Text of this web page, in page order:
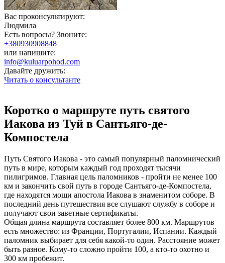
Вас проконсультируют:
Людмила
Есть вопросы? Звоните:
+380930908848
или напишите:
info@kuluarpohod.com
Давайте дружить:
Читать о консультанте
Коротко о маршруте путь святого
Иакова из Туй в Сантьяго-де-
Компостела
Путь Святого Иакова - это самый популярный паломнический
путь в мире, которым каждый год проходят тысячи
пилигримов. Главная цель паломников - пройти не менее 100
км и закончить свой путь в городе Сантьяго-де-Компостела,
где находятся мощи апостола Иакова в знаменитом соборе. В
последний день путешествия все слушают службу в соборе и
получают свои заветные сертификаты.
Общая длина маршрута составляет более 800 км. Маршрутов
есть множество: из Франции, Португалии, Испании. Каждый
паломник выбирает для себя какой-то один. Расстояние может
быть разное. Кому-то сложно пройти 100, а кто-то охотно и
300 км пробежит.